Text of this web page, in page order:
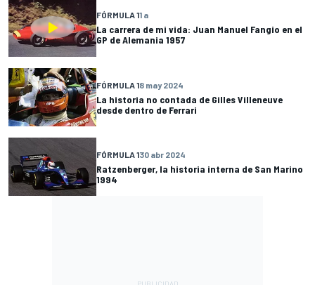
FÓRMULA 11 a
La carrera de mi vida: Juan Manuel Fangio en el
GP de Alemania 1957
FÓRMULA 18 may 2024
La historia no contada de Gilles Villeneuve
desde dentro de Ferrari
FÓRMULA 130 abr 2024
Ratzenberger, la historia interna de San Marino
1994